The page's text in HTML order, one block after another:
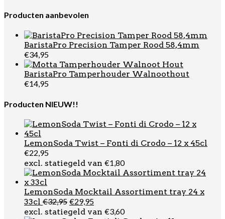
was:
is:
Producten aanbevolen
BaristaPro Precision Tamper Rood 58,4mm
€34,95
BaristaPro Tamperhouder Walnoothout
€14,95
Producten NIEUW!!
LemonSoda Twist – Fonti di Crodo – 12 x 45cl
€22,95
excl. statiegeld van €1,80
LemonSoda Mocktail Assortiment tray 24 x
33cl €32,95 Oorspronkelijke
prijs
€29,95Huidige
prijs
excl. statiegeld van €3,60